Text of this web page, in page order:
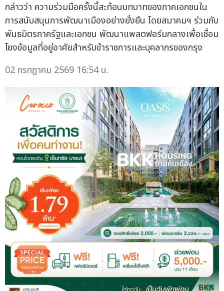
กล่าวว่า ความร่วมมือครั้งนี้สะท้อนบทบาทของภาคเอกชนใน
การสนับสนุนการพัฒนาเมืองอย่างยั่งยืน โดยสมาคมฯ ร่วมกับ
พันธมิตรภาครัฐและเอกชน พัฒนาแพลตฟอร์มกลางเพื่อเชื่อม
โยงข้อมูลที่อยู่อาศัยสำหรับข้าราชการและบุคลากรของกรุง
02 กรกฎาคม 2569 16:54 น.